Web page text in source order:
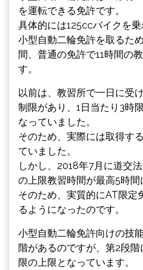
を運転できる免許です。
具体的には125ccバイクを乗
小型自動二輪免許を取るた
間、普通の免許で11時間の
す。
以前は、教習所で一日に受
制限があり、1日当たり3時
なっていました。
そのため、実際には取得す
ていました。
しかし、2018年7月に道交
の上限教習時間が最高5時間
そのため、実質的にAT限定
るようになったのです。
小型自動二輪免許向けの技
階があるのですが、第2段
限の上限となっています。